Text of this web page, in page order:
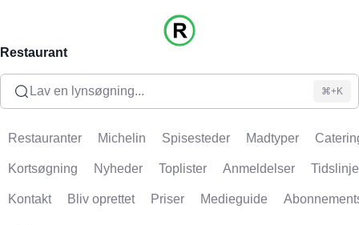
Restaurant
Lav en lynsøgning... ⌘+K
Restauranter Michelin Spisesteder Madtyper
Kortsøgning Nyheder Toplister Anmeldelser Tidslinje
Kontakt Bliv oprettet Priser Medieguide